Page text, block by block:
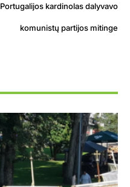
Portugalijos kardinolas dalyvavo
komunistų partijos mitinge